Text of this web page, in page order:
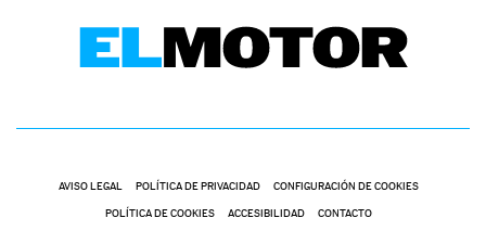
AVISO LEGAL POLÍTICA DE PRIVACIDAD CONFIGURACIÓN DE COOKIES
POLÍTICA DE COOKIES ACCESIBILIDAD CONTACTO